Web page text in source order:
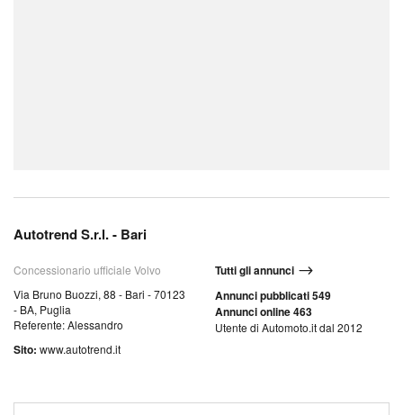
Autotrend S.r.l. - Bari
Concessionario ufficiale Volvo
Via Bruno Buozzi, 88 - Bari - 70123
- BA, Puglia
Referente: Alessandro
Sito: www.autotrend.it
Tutti gli annunci
Annunci pubblicati 549
Annunci online 463
Utente di Automoto.it dal 2012